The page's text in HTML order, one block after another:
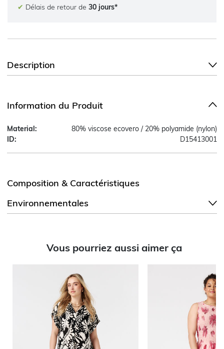
✔ Délais de retour de 30 jours*
Description
Information du Produit
Material:
80% viscose ecovero / 20% polyamide (nylon)
ID:
D15413001
Composition & Caractéristiques
Environnementales
Vous pourriez aussi aimer ça